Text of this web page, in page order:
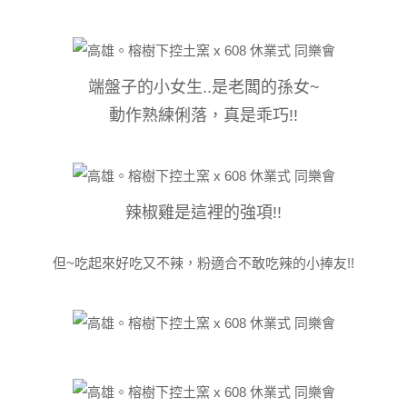
端盤子的小女生..是老闆的孫女~
動作熟練俐落，真是乖巧!!
辣椒雞是這裡的強項!!
但~吃起來好吃又不辣，粉適合不敢吃辣的小捧友!!